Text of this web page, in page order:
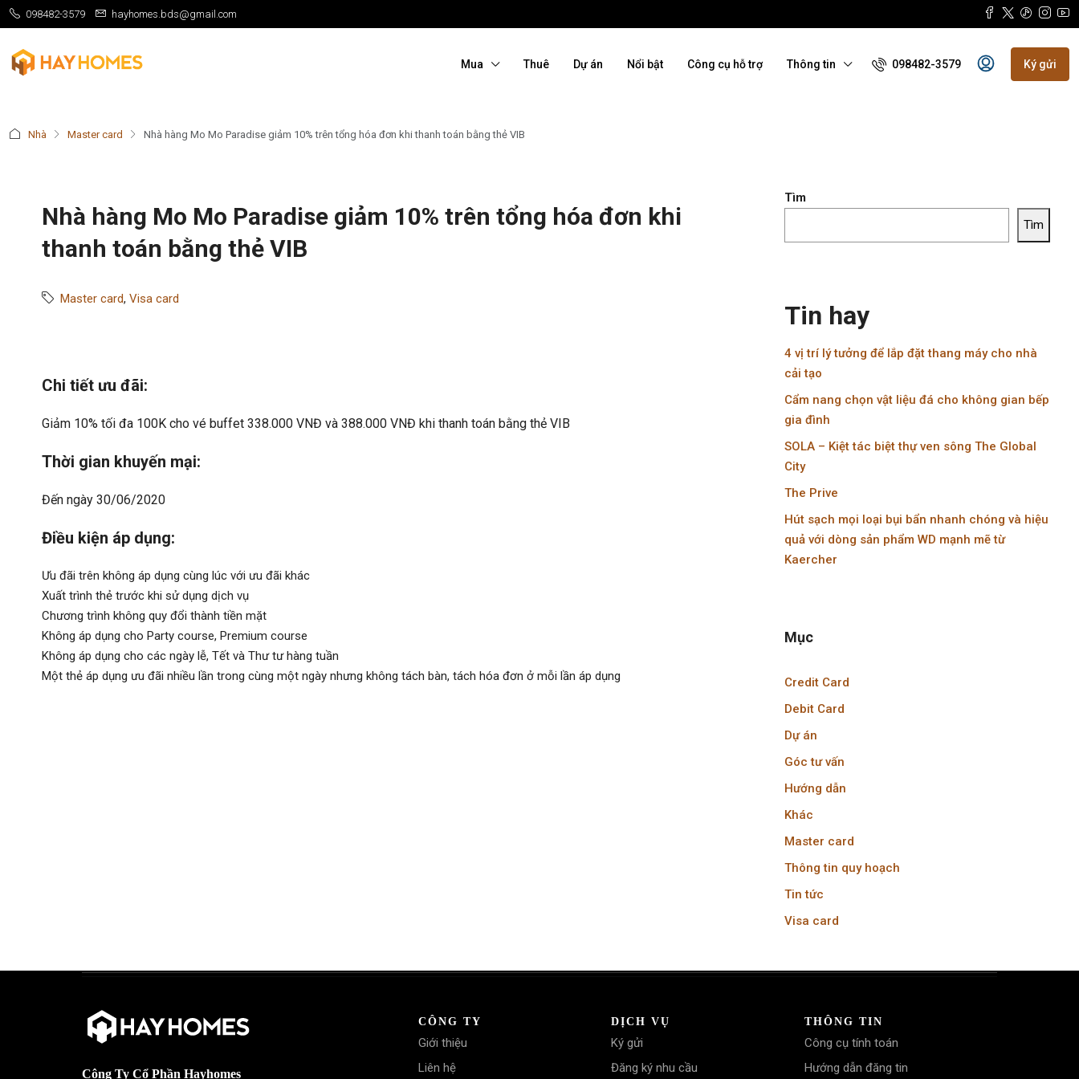
098482-3579 hayhomes.bds@gmail.com
Mua Thuê Dự án Nổi bật Công cụ hỗ trợ Thông tin 098482-3579 Ký gửi
Nhà Master card Nhà hàng Mo Mo Paradise giảm 10% trên tổng hóa đơn khi thanh toán bằng thẻ VIB
Nhà hàng Mo Mo Paradise giảm 10% trên tổng hóa đơn khi
thanh toán bằng thẻ VIB
Master card, Visa card
Chi tiết ưu đãi:
Giảm 10% tối đa 100K cho vé buffet 338.000 VNĐ và 388.000 VNĐ khi thanh toán bằng thẻ VIB
Thời gian khuyến mại:
Đến ngày 30/06/2020
Điều kiện áp dụng:
Ưu đãi trên không áp dụng cùng lúc với ưu đãi khác
Xuất trình thẻ trước khi sử dụng dịch vụ
Chương trình không quy đổi thành tiền mặt
Không áp dụng cho Party course, Premium course
Không áp dụng cho các ngày lễ, Tết và Thư tư hàng tuần
Một thẻ áp dụng ưu đãi nhiều lần trong cùng một ngày nhưng không tách bàn, tách hóa đơn ở mỗi lần áp dụng
Tìm
Tìm
Tin hay
4 vị trí lý tưởng để lắp đặt thang máy cho nhà
cải tạo
Cẩm nang chọn vật liệu đá cho không gian bếp
gia đình
SOLA – Kiệt tác biệt thự ven sông The Global
City
The Prive
Hút sạch mọi loại bụi bẩn nhanh chóng và hiệu
quả với dòng sản phẩm WD mạnh mẽ từ
Kaercher
Mục
Credit Card
Debit Card
Dự án
Góc tư vấn
Hướng dẫn
Khác
Master card
Thông tin quy hoạch
Tin tức
Visa card
Công Ty Cổ Phần Hayhomes
CÔNG TY
Giới thiệu
Liên hệ
DỊCH VỤ
Ký gửi
Đăng ký nhu cầu
THÔNG TIN
Công cụ tính toán
Hướng dẫn đăng tin